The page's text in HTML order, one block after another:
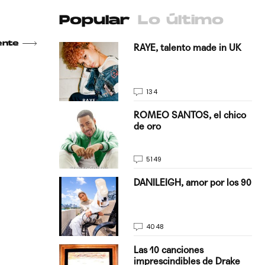
Popular Lo último
a su
RAYE, talento made in UK
134
ROMEO SANTOS, el chico
de oro
5149
DANILEIGH, amor por los 90
4048
Las 10 canciones
imprescindibles de Drake